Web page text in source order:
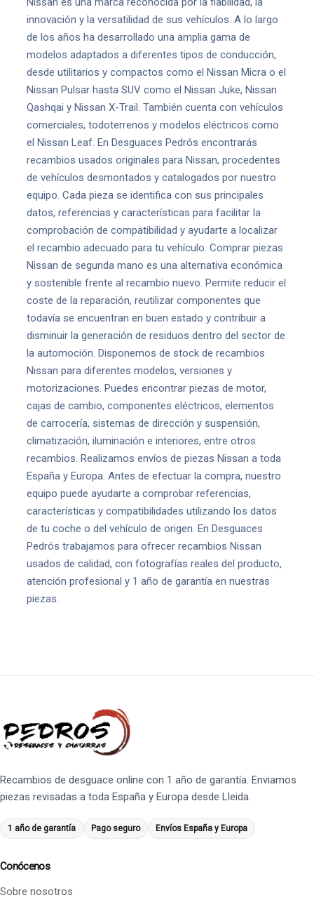
innovación y la versatilidad de sus vehículos. A lo largo
de los años ha desarrollado una amplia gama de
modelos adaptados a diferentes tipos de conducción,
desde utilitarios y compactos como el Nissan Micra o el
Nissan Pulsar hasta SUV como el Nissan Juke, Nissan
Qashqai y Nissan X-Trail. También cuenta con vehículos
comerciales, todoterrenos y modelos eléctricos como
el Nissan Leaf. En Desguaces Pedrós encontrarás
recambios usados originales para Nissan, procedentes
de vehículos desmontados y catalogados por nuestro
equipo. Cada pieza se identifica con sus principales
datos, referencias y características para facilitar la
comprobación de compatibilidad y ayudarte a localizar
el recambio adecuado para tu vehículo. Comprar piezas
Nissan de segunda mano es una alternativa económica
y sostenible frente al recambio nuevo. Permite reducir el
coste de la reparación, reutilizar componentes que
todavía se encuentran en buen estado y contribuir a
disminuir la generación de residuos dentro del sector de
la automoción. Disponemos de stock de recambios
Nissan para diferentes modelos, versiones y
motorizaciones. Puedes encontrar piezas de motor,
cajas de cambio, componentes eléctricos, elementos
de carrocería, sistemas de dirección y suspensión,
climatización, iluminación e interiores, entre otros
recambios. Realizamos envíos de piezas Nissan a toda
España y Europa. Antes de efectuar la compra, nuestro
equipo puede ayudarte a comprobar referencias,
características y compatibilidades utilizando los datos
de tu coche o del vehículo de origen. En Desguaces
Pedrós trabajamos para ofrecer recambios Nissan
usados de calidad, con fotografías reales del producto,
atención profesional y 1 año de garantía en nuestras
piezas.
Recambios de desguace online con 1 año de garantía. Enviamos
piezas revisadas a toda España y Europa desde Lleida.
1 año de garantía Pago seguro Envíos España y Europa
Conócenos
Sobre nosotros